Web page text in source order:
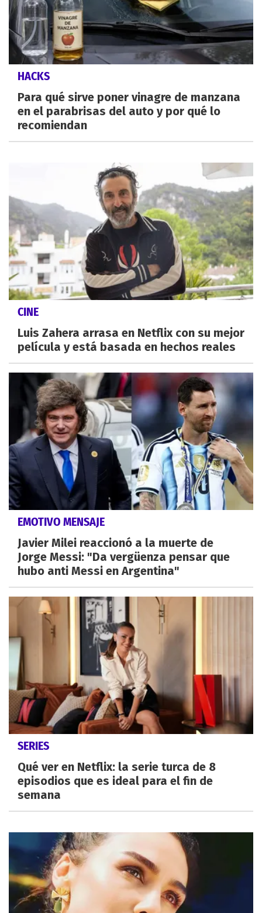
HACKS
Para qué sirve poner vinagre de manzana
en el parabrisas del auto y por qué lo
recomiendan
CINE
Luis Zahera arrasa en Netflix con su mejor
película y está basada en hechos reales
EMOTIVO MENSAJE
Javier Milei reaccionó a la muerte de
Jorge Messi: "Da vergüenza pensar que
hubo anti Messi en Argentina"
SERIES
Qué ver en Netflix: la serie turca de 8
episodios que es ideal para el fin de
semana